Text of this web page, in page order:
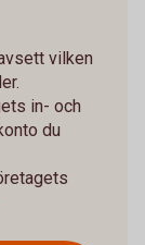
vilken
in- och
du